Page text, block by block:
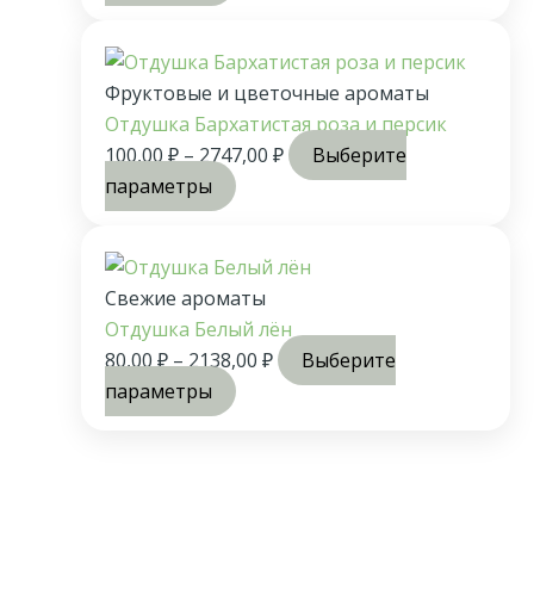
Фруктовые и цветочные ароматы
Отдушка Бархатистая роза и персик
100,00₽–2747,00 ₽
Выберите
параметры
Свежие ароматы
Отдушка Белый лён
80,00₽–2138,00 ₽
Выберите
параметры